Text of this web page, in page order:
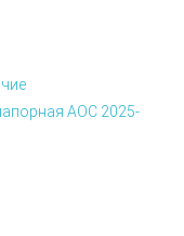
АОС 2025-